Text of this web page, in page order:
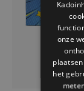
Welke
Zwitscherbox als
Kraamcadeau
Wanddecoratie
Leesbrillen
onze
het